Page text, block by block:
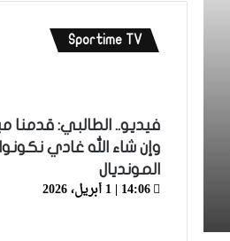
Sportime TV
فيديو.. الطالبي: قدمنا
وإن شاء الله غادي
المونديال
14:06 | 1 أبريل، 2026